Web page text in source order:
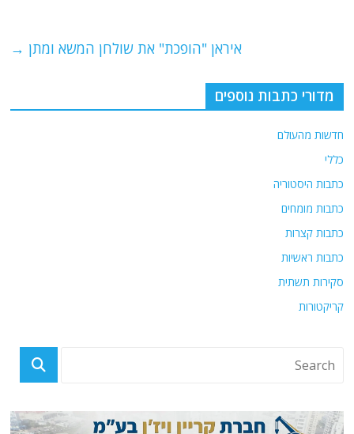
k
איראן "הופכת" את שולחן המשא ומתן →
מדורי כתבות נוספים
חדשות מהעולם
כללי
כתבות היסטוריה
כתבות מומחים
כתבות קצרות
כתבות ראשיות
סקירות תשתית
קריקטורות